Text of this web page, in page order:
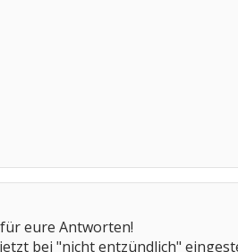
eure Antworten!
bei "nicht entzündlich"